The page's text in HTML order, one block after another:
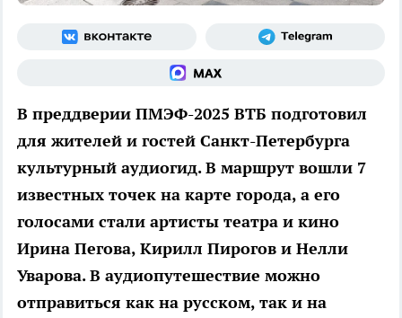
В преддверии ПМЭФ-2025 ВТБ подготовил
для жителей и гостей Санкт-Петербурга
культурный аудиогид. В маршрут вошли 7
известных точек на карте города, а его
голосами стали артисты театра и кино
Ирина Пегова, Кирилл Пирогов и Нелли
Уварова. В аудиопутешествие можно
отправиться как на русском, так и на